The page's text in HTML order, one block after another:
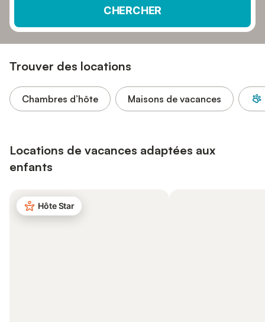
CHERCHER
Trouver des locations
Chambres d’hôte Maisons de vacances
Locations de vacances adaptées aux
enfants
Hôte Star